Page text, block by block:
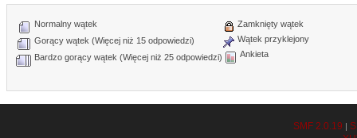
Normalny wątek
Gorący wątek (Więcej niż 15 odpowiedzi)
Bardzo gorący wątek (Więcej niż 25 odpowiedzi)
Zamknięty wątek
Wątek przyklejony
Ankieta
SMF 2.0.19 |